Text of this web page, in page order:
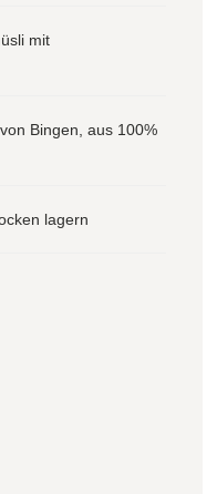
mit
Bingen, aus 100%
lagern